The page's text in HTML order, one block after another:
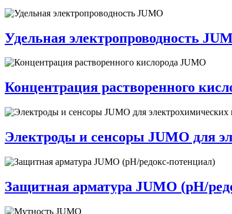
Удельная электропроводность
Концентрация растворенного
Электроды и сенсоры JUMO для
Защитная арматура JUMO (pH/